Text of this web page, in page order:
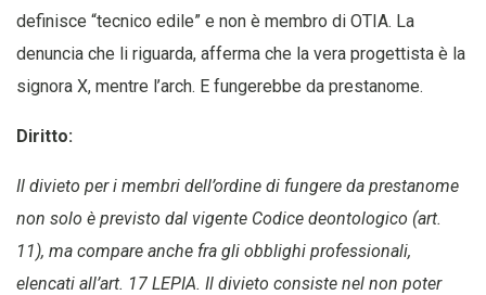
definisce “tecnico edile” e non è membro di OTIA. La
denuncia che li riguarda, afferma che la vera progettista è la
signora X, mentre l’arch. E fungerebbe da prestanome.
Diritto:
Il divieto per i membri dell’ordine di fungere da prestanome
non solo è previsto dal vigente Codice deontologico (art.
11), ma compare anche fra gli obblighi professionali,
elencati all’art. 17 LEPIA. Il divieto consiste nel non poter